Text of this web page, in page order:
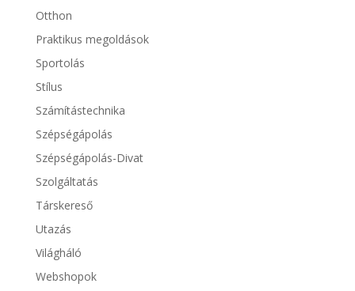
Otthon
Praktikus megoldások
Sportolás
Stílus
Számítástechnika
Szépségápolás
Szépségápolás-Divat
Szolgáltatás
Társkereső
Utazás
Világháló
Webshopok